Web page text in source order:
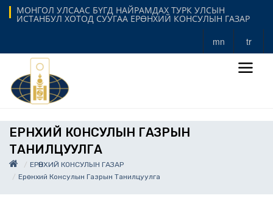
МОНГОЛ УЛСААС БҮГД НАЙРАМДАХ ТУРК УЛСЫН
ИСТАНБУЛ ХОТОД СУУГАА ЕРӨНХИЙ КОНСУЛЫН ГАЗАР
mn tr
ЕРӨНХИЙ КОНСУЛЫН ГАЗРЫН
ТАНИЛЦУУЛГА
ЕРӨНХИЙ КОНСУЛЫН ГАЗАР
Ерөнхий Консулын Газрын Танилцуулга